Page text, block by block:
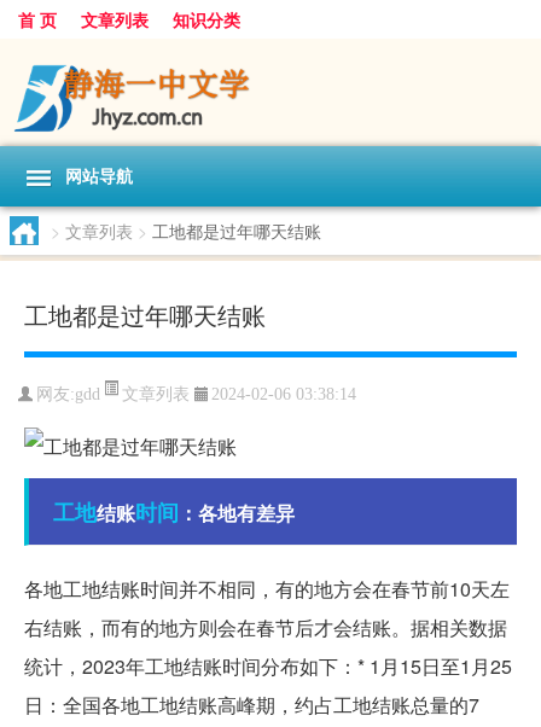
首 页 文章列表 知识分类
网站导航
> 文章列表 > 工地都是过年哪天结账
工地都是过年哪天结账
网友:gdd 文章列表 2024-02-06 03:38:14
工地结账时间 ：各地有差异
各地工地结账时间并不相同，有的地方会在春节前10天左
右结账，而有的地方则会在春节后才会结账。据相关数据
统计，2023年工地结账时间分布如下：* 1月15日至1月25
日：全国各地工地结账高峰期，约占工地结账总量的7